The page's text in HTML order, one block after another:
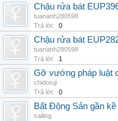
Chậu rửa bát
tuananh280598
Trả lời:
0
Chậu rửa bát
tuananh280598
Trả lời:
1
Gỡ vướng pháp luật
chidotoji
Trả lời:
0
Bất Động Sản gần
sailing